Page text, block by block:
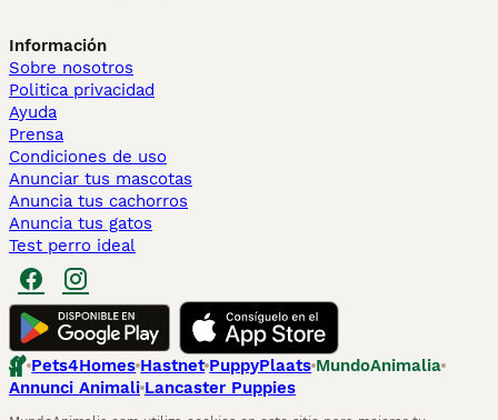
Información
Sobre nosotros
Politica privacidad
Ayuda
Prensa
Condiciones de uso
Anunciar tus mascotas
Anuncia tus cachorros
Anuncia tus gatos
Test perro ideal
Pets4Homes Hastnet PuppyPlaats MundoAnimalia
Annunci Animali Lancaster Puppies